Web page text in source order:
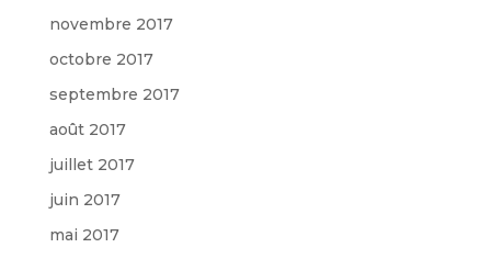
novembre 2017
octobre 2017
septembre 2017
août 2017
juillet 2017
juin 2017
mai 2017